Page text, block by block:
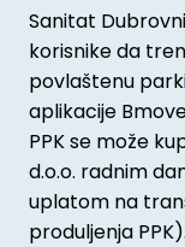
Sanitat
korisnike da
povlaštenu
aplikacije
PPK se može
d.o.o. radnim
uplatom na
produljenja PPK).